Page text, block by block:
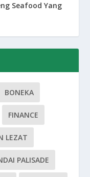
Seafood Yang
BONEKA
FINANCE
LEZAT
PALISADE